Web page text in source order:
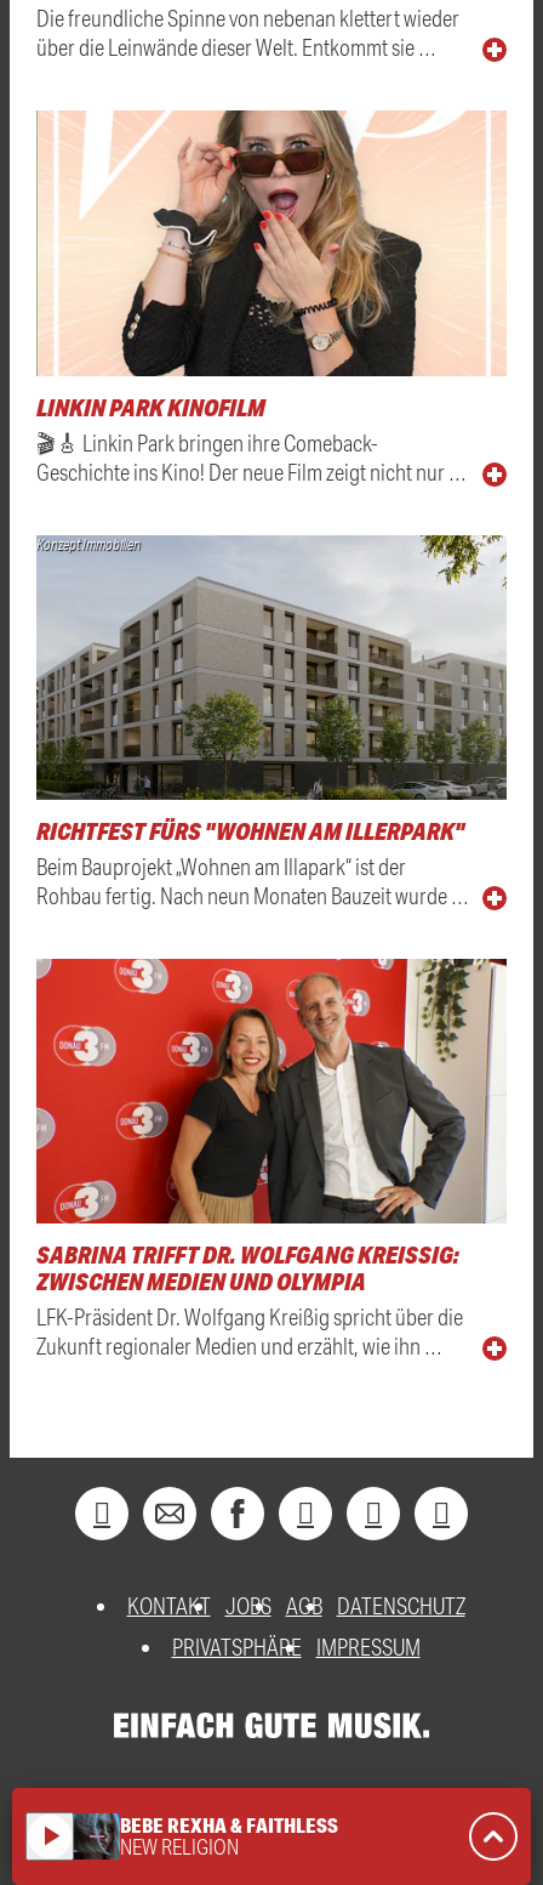
Die freundliche Spinne von nebenan klettert wieder
über die Leinwände dieser Welt. Entkommt sie …
LINKIN PARK KINOFILM
🎬🎸 Linkin Park bringen ihre Comeback-
Geschichte ins Kino! Der neue Film zeigt nicht nur …
Konzept Immobilien
RICHTFEST FÜRS "WOHNEN AM ILLERPARK"
Beim Bauprojekt „Wohnen am Illapark“ ist der
Rohbau fertig. Nach neun Monaten Bauzeit wurde …
SABRINA TRIFFT DR. WOLFGANG KREISSIG: Z
WISCHEN MEDIEN UND OLYMPIA
LFK-Präsident Dr. Wolfgang Kreißig spricht über die
Zukunft regionaler Medien und erzählt, wie ihn …
KONTAKT JOBS AGB DATENSCHUTZ
PRIVATSPHÄRE
IMPRESSUM
play_arrow BEBE REXHA & FAITHLESS
NEW RELIGION